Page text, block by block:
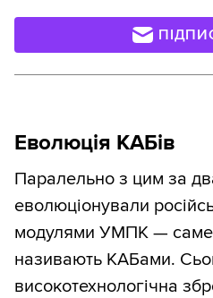
Еволюція КАБів
Паралельно з цим за
еволюціонували
модулями УМПК — саме
називають КАБами.
високотехнологічна